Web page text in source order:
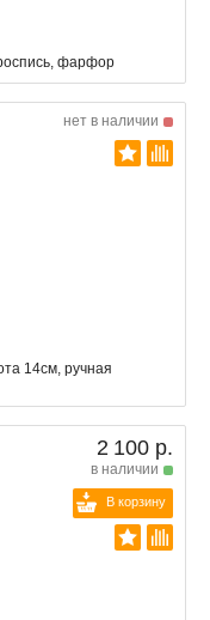
фарфор
нет в наличии
14см, ручная
2 100 р.
в наличии
В корзину